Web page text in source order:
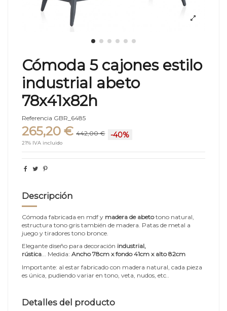
Cómoda 5 cajones estilo
industrial abeto
78x41x82h
Referencia GBR_6485
265,20 € 442,00 € -40%
21% IVA incluido
Descripción
Cómoda fabricada en mdf y madera de abetotono natural,
estructura tono gris también de madera. Patas de metal a
juego y tiradores tono bronce.
Elegante diseño para decoración industrial,
rústica... Medida: Ancho 78cm x fondo 41cm x alto 82cm
Importante: al estar fabricado con madera natural, cada pieza
es única, pudiendo variar en tono, veta, nudos, etc..
Detalles del producto